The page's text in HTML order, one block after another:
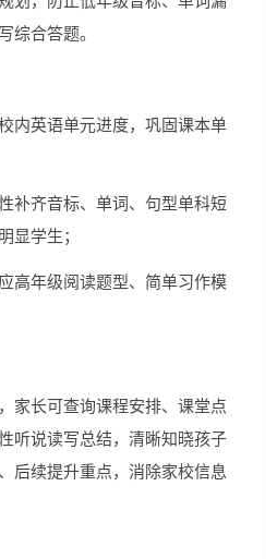
综合答题。
内英语单元进度，巩固课本单
补齐音标、单词、句型单科短
显学生；
高年级阅读题型、简单习作模
家长可查询课程安排、课堂点
听说读写总结，清晰知晓孩子
后续提升重点，消除家校信息